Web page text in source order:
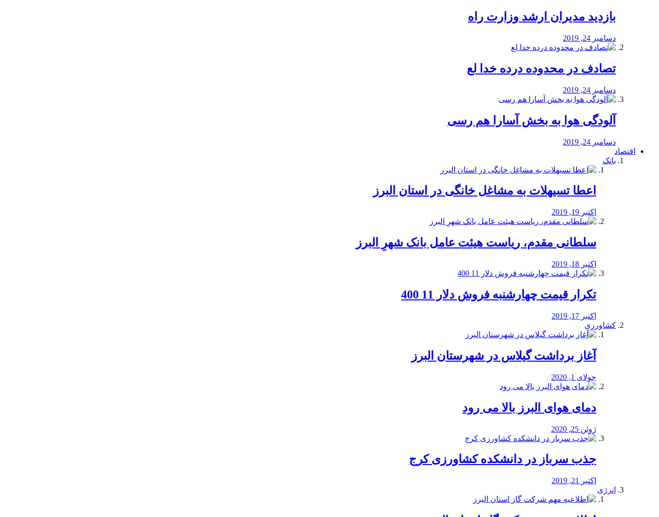
بازدید مدیران ارشد وزارت راه
دسامبر 24, 2019
تصادف در محدوده درده خدا لع
دسامبر 24, 2019
آلودگی هوا به بخش آسارا هم رسی
دسامبر 24, 2019
اقتصاد
بانک
️اعطا تسیهلات به مشاغل خانگی در استان البرز
اکتبر 19, 2019
سلطانی مقدم، ریاست هیئت عامل بانک شهرِ البرز
اکتبر 18, 2019
تکرار قیمت چهارشنبه فروش دلار 11 400
اکتبر 17, 2019
کشاورزی
آغاز برداشت گیلاس در شهرستان البرز
جولای 1, 2020
دمای هوای البرز بالا می رود
ژوئن 25, 2020
جذب سرباز در دانشکده کشاورزی کرج
اکتبر 21, 2019
انرژی